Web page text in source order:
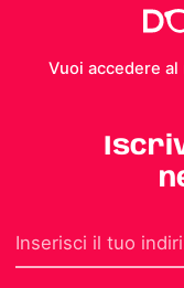
Vuoi accedere al